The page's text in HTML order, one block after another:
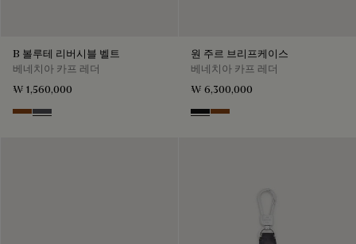
B 볼루테 리버시블 벨트
베네치아 카프 레더
₩ 1,560,000
Nero Grigio & Mogano
Mogano & Nero Grigio
원 주르 브리프케이스
베네치아 카프 레더
₩ 6,300,000
Nero Grigio
Cacao Intenso